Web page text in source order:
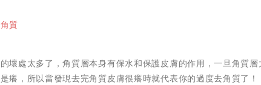
質
壞處太多了，角質層本身有保水和保護皮膚的作用，一旦角質
癢，所以當發現去完角質皮膚很癢時就代表你的過度去角質了！